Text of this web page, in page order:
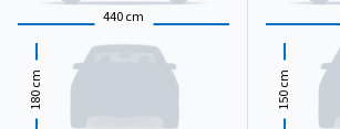
440 cm
180
cm
150
cm